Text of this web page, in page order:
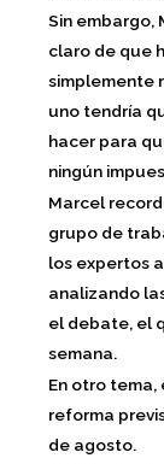
Sin embargo,
claro de que
simplemente
uno tendría
hacer para
ningún
Marcel
grupo de
los expertos
analizando
el debate, el
semana.
En otro
reforma
de agosto.